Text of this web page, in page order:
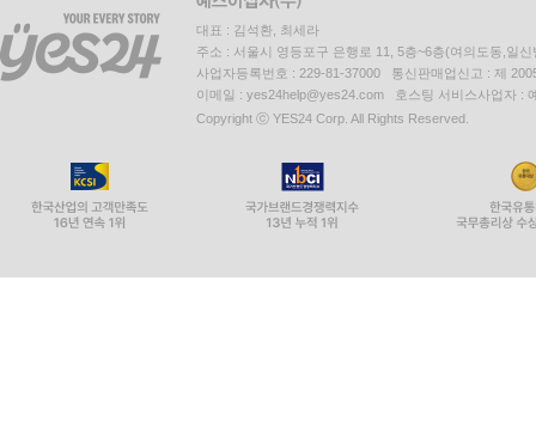
대표 : 김석환, 최세라
주소 : 서울시 영등포구 은행로 11, 5층~6층(여의도동,일신
사업자등록번호 : 229-81-37000 통신판매업신고 : 제
이메일 : yes24help@yes24.com 호스팅 서비스사업자 :
Copyright ⓒ YES24 Corp. All Rights Reserved.